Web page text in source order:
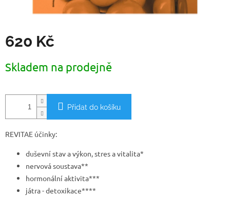
620 Kč
cena:
Skladem na prodejně
Přidat do košíku
REVITAE účinky:
duševní stav a výkon, stres a vitalita*
nervová soustava**
hormonální aktivita***
játra - detoxikace****